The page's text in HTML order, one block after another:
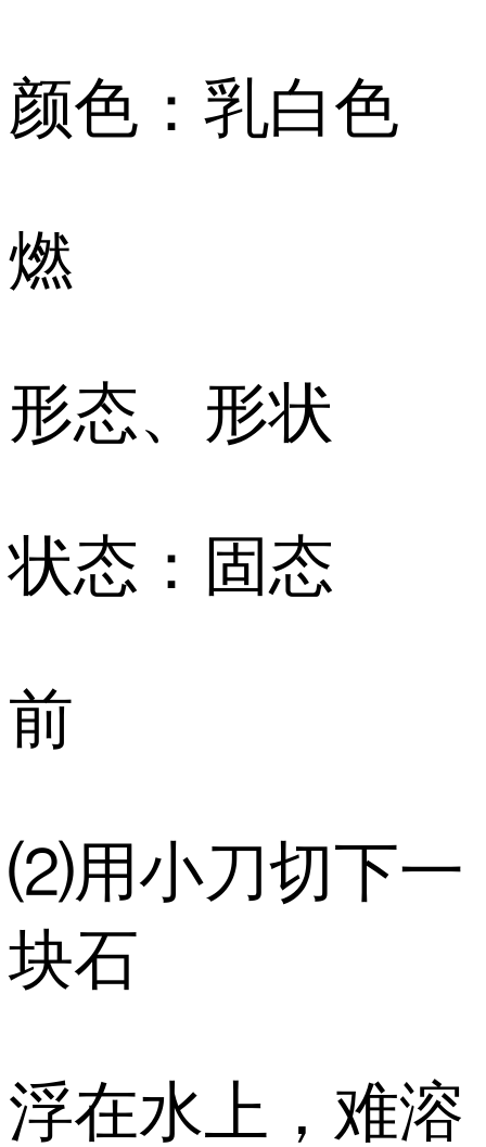
颜色：乳白色
燃
形态、形状
状态：固态
前
⑵用小刀切下一
块石
浮在水上，难溶